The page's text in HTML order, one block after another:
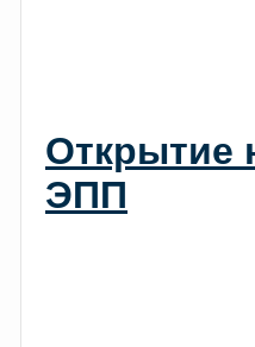
Открытие
ЭПП